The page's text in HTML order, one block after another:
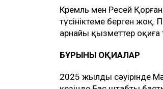
Кремль мен Ресей
түсініктеме берген жоқ.
арнайы қызметтер
БҰРЫНҒЫ ОҚИҒАЛАР
2025 жылдың сәуірінде